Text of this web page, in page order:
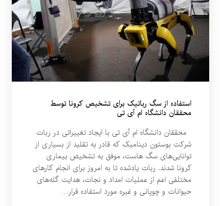
استفاده از سگ رباتیک برای تشخیص کرونا توسط
محققان دانشگاه ام آی تی
محققان دانشگاه ام آی تی با ایجاد تغییراتی در ربات
شرکت بوستون دینامیک که قادر به تقلید از بسیاری از
توانایی‌های سگ هاست، موفق به تشخیص بیماری
کرونا شدند. ربات یادشده تا به امروز برای انجام کارهای
مختلفی اعم از عملیات امداد و نجات، هدایت گله‌های
حیوانات و چوپانی و غیره مورد استفاده قرار…